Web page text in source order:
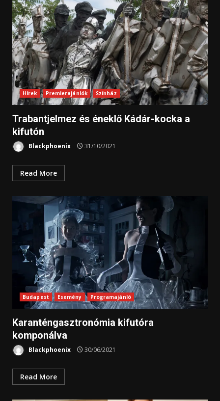
Hírek Premierajánlók Színház
Trabantjelmez és éneklő Kádár-kocka a
kifutón
Blackphoenix 31/10/2021
Read More
Budapest Esemény Programajánló
Karanténgasztronómia kifutóra
komponálva
Blackphoenix 30/06/2021
Read More